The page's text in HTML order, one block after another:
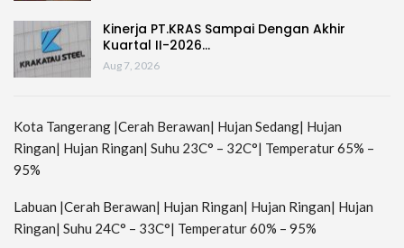
Kinerja PT.KRAS Sampai Dengan Akhir
Kuartal II-2026…
Aug 7, 2026
Kota Tangerang |Cerah Berawan| Hujan Sedang| Hujan
Ringan| Hujan Ringan| Suhu 23C° – 32C°| Temperatur 65% –
95%
Labuan |Cerah Berawan| Hujan Ringan| Hujan Ringan| Hujan
Ringan| Suhu 24C° – 33C°| Temperatur 60% – 95%